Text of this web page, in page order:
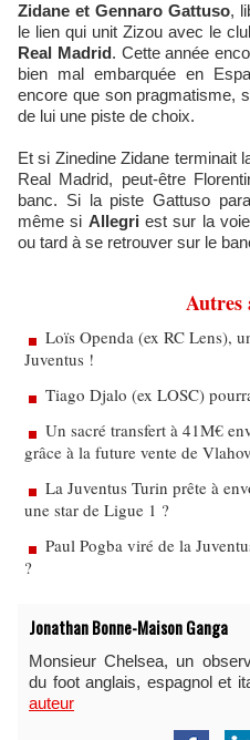
Zidane et Gennaro Gattuso,
le lien qui unit Zizou avec le
Real Madrid. Cette année
bien mal embarquée en
encore que son pragmatisme,
de lui une piste de choix.
Et si Zinedine Zidane terminait
Real Madrid, peut-être
banc. Si la piste Gattuso
même si Allegri est sur la
ou tard à se retrouver sur le
Autres
Loïs Openda (ex RC Lens),
Juventus !
Tiago Djalo (ex LOSC)
Un sacré transfert à 41M€
grâce à la future vente de
La Juventus Turin prête à
une star de Ligue 1 ?
Paul Pogba viré de la
?
Jonathan Bonne-Maison Ganga
Monsieur Chelsea, un
du foot anglais, espagnol et
auteur